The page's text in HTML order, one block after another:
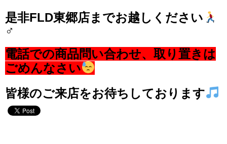
是非FLD東郷店までお越しください
‍♂️
電話での商品問い合わせ、取り置きは
ごめんなさい
皆様のご来店をお待ちしております